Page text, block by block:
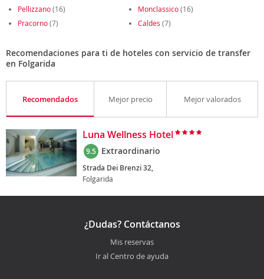
Pellizzano(16) Monclassico(16)
Pracorno(7) Caldes (7)
Recomendaciones para ti de hoteles con servicio de transfer
en Folgarida
Recomendados Mejor precio Mejor valorados
Luna Wellness Hotel
9.5 Extraordinario
Strada Dei Brenzi 32,
Folgarida
¿Dudas? Contáctanos
Mis reservas
Ir al Centro de ayuda